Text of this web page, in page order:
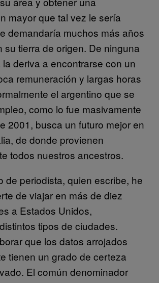
mayor que tal vez le sería
demandaría muchos más años
su tierra de origen. De ninguna
la deriva a encontrarse con un
remuneración y largas horas
el argentino que se
como lo fue masivamente
2001, busca un futuro mejor en
de donde provienen
todos nuestros ancestros.
de periodista, quien escribe, he
de viajar en más de diez
a Estados Unidos,
tipos de ciudades.
que los datos arrojados
tienen un grado de certeza
El común denominador